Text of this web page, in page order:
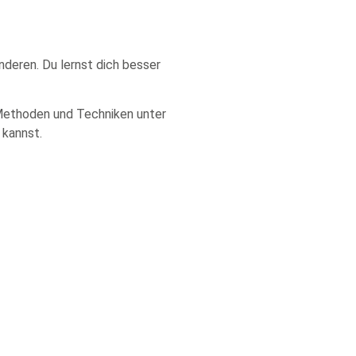
Du lernst dich besser
und Techniken unter